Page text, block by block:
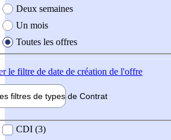
Deux semaines
Un mois
Toutes les offres
le filtre de date de création de l'offre
filtres de types de Contrat
contrat
CDI (3)